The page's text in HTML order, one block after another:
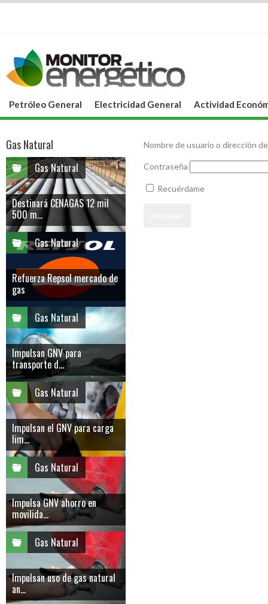
Petróleo General Electricidad General Actividad
Nombre de usuario o dirección
Contraseña
Recuérdame
Gas Natural
Gas Natural
Destinará CENAGAS 12 mil
500 m...
Gas Natural
Refuerza Repsol mercado de
gas
Gas Natural
Impulsan GNV para
transporte d...
Gas Natural
Impulsan el GNV para carga
lim...
Gas Natural
Impulsa GNV ahorro en
movilida...
Gas Natural
Impulsan uso de gas natural
an...